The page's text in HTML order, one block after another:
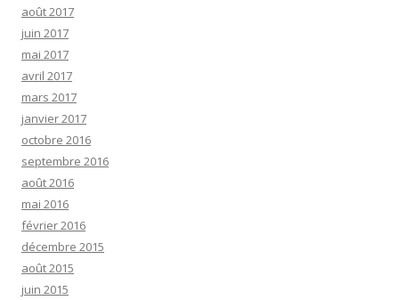
août 2017
juin 2017
mai 2017
avril 2017
mars 2017
janvier 2017
octobre 2016
septembre 2016
août 2016
mai 2016
février 2016
décembre 2015
août 2015
juin 2015